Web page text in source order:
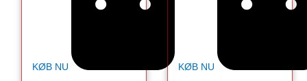
KØB NU KØB NU